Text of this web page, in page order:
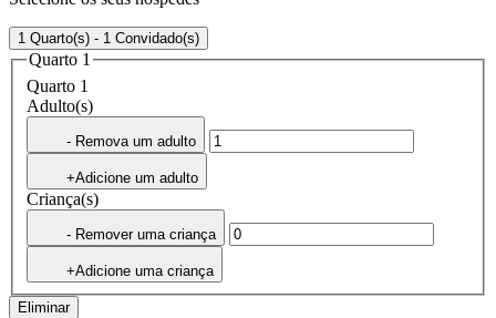
1 Quarto(s) - 1 Convidado(s)
Quarto 1
Quarto 1
Adulto(s)
- Remova um adulto
+Adicione um adulto
Criança(s)
- Remover uma criança
+Adicione uma criança
Eliminar